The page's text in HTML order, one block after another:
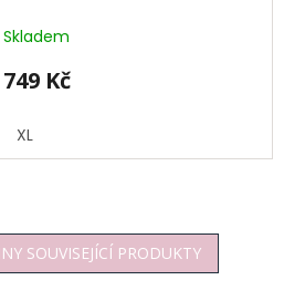
Skladem
749 Kč
XL
SOUVISEJÍCÍ PRODUKTY